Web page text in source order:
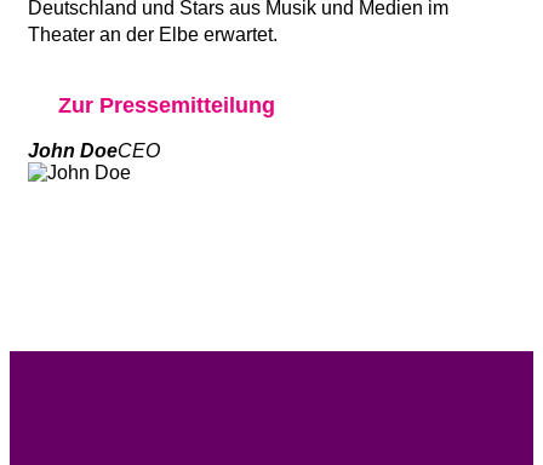
Deutschland und Stars aus Musik und Medien im
Theater an der Elbe erwartet.
Zur Pressemitteilung
John DoeCEO